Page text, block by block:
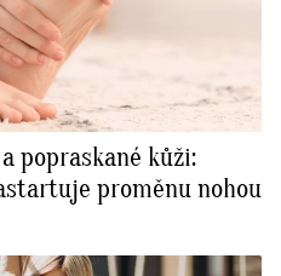
popraskané kůži:
proměnu nohou